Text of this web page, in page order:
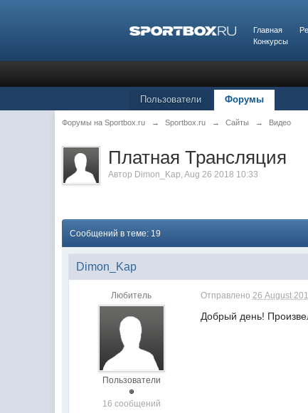
Главная
Конкурсы
Пользователи Форумы
Форумы на Sportbox.ru → Sportbox.ru → Сайты → Видео
Платная Трансляция
Автор Dimon_Kap,Aug 26 2018 10:33
Сообщений в теме: 19
Dimon_Kap
Любитель
Пользователи
16 сообщений
Отправлено26 August
Добрый день!